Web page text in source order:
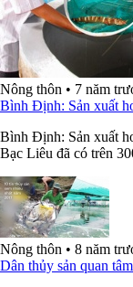
Nông thôn • 7 năm
Bình Định: Sản xuất
Bình Định: Sản xuất
Bạc Liêu đã có trên
Nông thôn • 8 năm
Dân thủy sản quan